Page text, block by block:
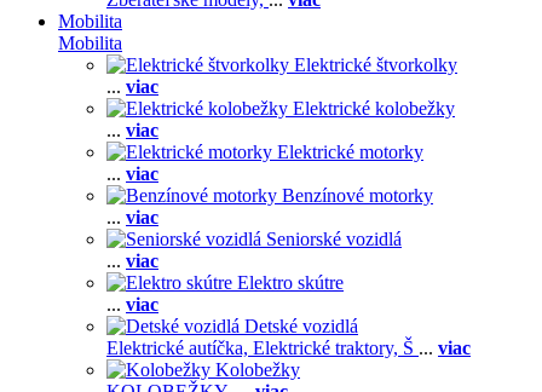
Mobilita
Mobilita
Elektrické štvorkolky
... viac
Elektrické kolobežky
... viac
Elektrické motorky
... viac
Benzínové motorky
... viac
Seniorské vozidlá
... viac
Elektro skútre
... viac
Detské vozidlá
Elektrické autíčka, Elektrické traktory, Š ... viac
Kolobežky